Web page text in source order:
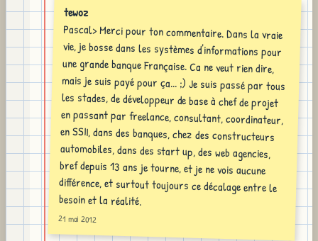
tewoz
Pascal> Merci pour ton commentaire. Dans la vraie
vie, je bosse dans les systèmes d'informations pour
une grande banque Française. Ca ne veut rien dire,
mais je suis payé pour ça... ;) Je suis passé par tous
les stades, de développeur de base à chef de projet
en passant par freelance, consultant, coordinateur,
en SSII, dans des banques, chez des constructeurs
automobiles, dans des start up, des web agencies,
bref depuis 13 ans je tourne, et je ne vois aucune
différence, et surtout toujours ce décalage entre le
besoin et la réalité.
21 mai 2012